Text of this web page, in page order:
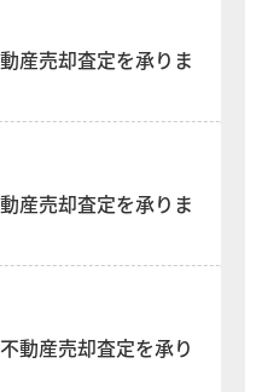
産売却査定を承りま
産売却査定を承りま
動産売却査定を承り